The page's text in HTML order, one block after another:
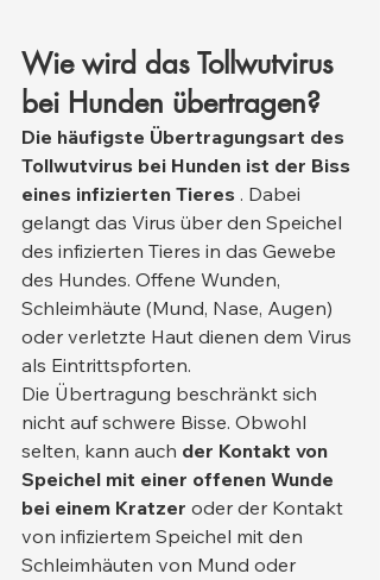
Wie wird das Tollwutvirus
bei Hunden übertragen?
Die häufigste Übertragungsart des
Tollwutvirus bei Hunden ist der Biss
eines infizierten Tieres . Dabei
gelangt das Virus über den Speichel
des infizierten Tieres in das Gewebe
des Hundes. Offene Wunden,
Schleimhäute (Mund, Nase, Augen)
oder verletzte Haut dienen dem Virus
als Eintrittspforten.
Die Übertragung beschränkt sich
nicht auf schwere Bisse. Obwohl
selten, kann auch der Kontakt von
Speichel mit einer offenen Wunde
bei einem Kratzer oder der Kontakt
von infiziertem Speichel mit den
Schleimhäuten von Mund oder